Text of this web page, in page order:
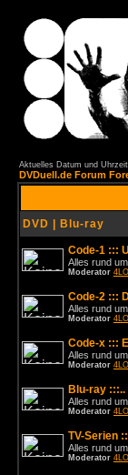
Aktuelles Datum und
DVDuell.de Forum
DVD | Blu-ray
Code-1 :::
Alles rund
Moderator
Code-2 :::
Alles rund
Moderator
Code-x :::
Alles rund
Moderator
Blu-ray :::..
Alles rund
Moderator
TV-Serien
Alles rund
Moderator